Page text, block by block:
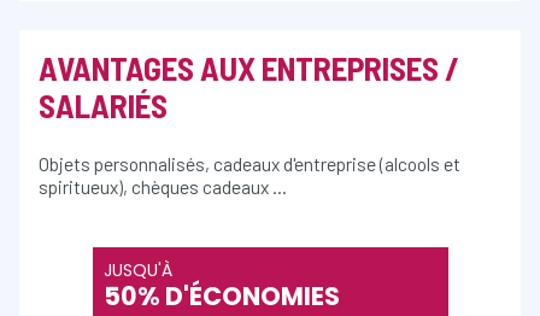
AVANTAGES AUX ENTREPRISES /
SALARIÉS
Objets personnalisés, cadeaux d'entreprise (alcools et
spiritueux), chèques cadeaux …
JUSQU'À
50% D'ÉCONOMIES